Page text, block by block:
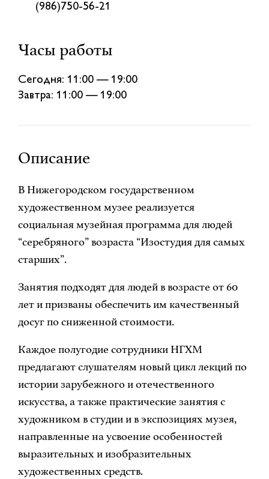
(986)750-56-21
Часы работы
Сегодня: 11:00 — 19:00
Завтра: 11:00 — 19:00
Описание
В Нижегородском государственном
художественном музее реализуется
социальная музейная программа для людей
“серебряного” возраста “Изостудия для самых
старших”.
Занятия подходят для людей в возрасте от 60
лет и призваны обеспечить им качественный
досуг по сниженной стоимости.
Каждое полугодие сотрудники НГХМ
предлагают слушателям новый цикл лекций по
истории зарубежного и отечественного
искусства, а также практические занятия с
художником в студии и в экспозициях музея,
направленные на усвоение особенностей
выразительных и изобразительных
художественных средств.